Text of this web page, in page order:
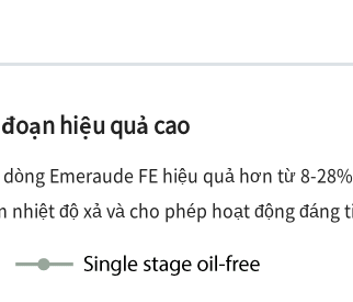
hiệu quả cao
Emeraude FE hiệu quả hơn từ 8-
nhiệt độ xả và cho phép hoạt động đáng